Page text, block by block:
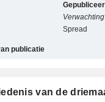
Verwachting
Spread
publicatie
van de